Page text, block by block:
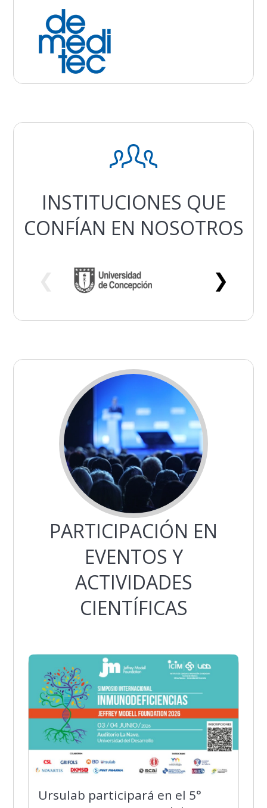
INSTITUCIONES QUE
CONFÍAN EN NOSOTROS
❯
PARTICIPACIÓN EN
EVENTOS Y
ACTIVIDADES
CIENTÍFICAS
Ursulab participará en el 5°